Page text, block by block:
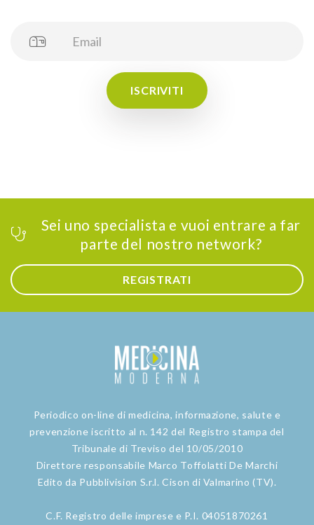
ISCRIVITI
Sei uno specialista e vuoi entrare a far
parte del nostro network?
REGISTRATI
Periodico on-line di medicina, informazione, salute e
prevenzione iscritto al n. 142 del Registro stampa del
Tribunale di Treviso del 10/05/2010
Direttore responsabile Marco Toffolatti De Marchi
Edito da Pubblivision S.r.l. Cison di Valmarino (TV).
C.F. Registro delle imprese e P.I. 04051870261